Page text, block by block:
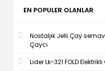
EN POPULER OLANLAR
Nostaljik Jelli Çay
Çaycı
Lider Lk-321 FOLD